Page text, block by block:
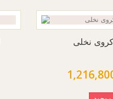
نخلی